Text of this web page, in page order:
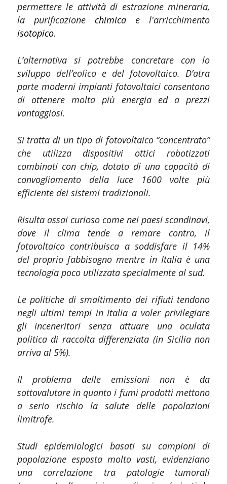
permettere le attività di estrazione mineraria,
la purificazione chimica e l'arricchimento
isotopico.
L’alternativa si potrebbe concretare con lo
sviluppo dell’eolico e del fotovoltaico. D’atra
parte moderni impianti fotovoltaici consentono
di ottenere molta più energia ed a prezzi
vantaggiosi.
Si tratta di un tipo di fotovoltaico “concentrato”
che utilizza dispositivi ottici robotizzati
combinati con chip, dotato di una capacità di
convogliamento della luce 1600 volte più
efficiente dei sistemi tradizionali.
Risulta assai curioso come nei paesi scandinavi,
dove il clima tende a remare contro, il
fotovoltaico contribuisca a soddisfare il 14%
del proprio fabbisogno mentre in Italia è una
tecnologia poco utilizzata specialmente al sud.
Le politiche di smaltimento dei rifiuti tendono
negli ultimi tempi in Italia a voler privilegiare
gli inceneritori senza attuare una oculata
politica di raccolta differenziata (in Sicilia non
arriva al 5%).
Il problema delle emissioni non è da
sottovalutare in quanto i fumi prodotti mettono
a serio rischio la salute delle popolazioni
limitrofe.
Studi epidemiologici basati su campioni di
popolazione esposta molto vasti, evidenziano
una correlazione tra patologie tumorali